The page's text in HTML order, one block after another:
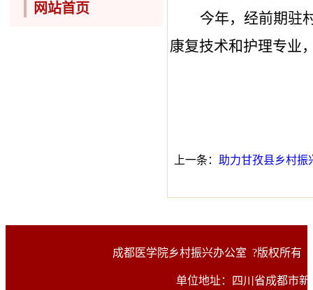
网站首页
今年，经前期驻
康复技术和护理专业
上一条： 助力甘孜县乡村振
成都医学院乡村振兴办公室 ?版权所有
单位地址：四川省成都市